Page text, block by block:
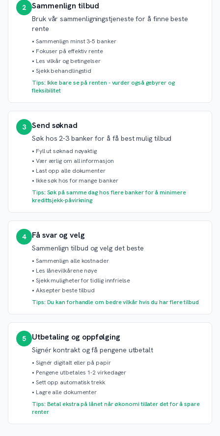
2 Sammenlign tilbud
Bruk vår sammenligningstjeneste for å finne beste
rente
• Sammenlign minst 3-5 banker
• Fokuser på effektiv rente
• Les vilkår og betingelser
• Sjekk behandlingstid
Tips: Ikke bare se på renten - vurder også gebyrer og
fleksibilitet
3 Send søknad
Søk hos 2-3 banker for å få best mulig tilbud
• Fyll ut søknad nøyaktig
• Vær ærlig om all informasjon
• Last opp alle dokumenter
• Ikke søk hos for mange banker
Tips: Søk på samme dag hos flere banker for å minimere
kredittsjekk-påvirkning
4 Få svar og velg
Sammenlign tilbud og velg det beste
• Sammenlign alle kostnader
• Les lånevilkårene nøye
• Sjekk muligheter for tidlig innfrielse
• Aksepter beste tilbud
Tips: Du kan forhandle om bedre vilkår hvis du har flere tilbud
5 Utbetaling og oppfølging
Signér kontrakt og få pengene utbetalt
• Signér digitalt eller på papir
• Pengene utbetales 1-2 virkedager
• Sett opp automatisk trekk
• Lagre alle dokumenter
Tips: Betal ekstra på lånet når økonomi tillater det for å spare
renter